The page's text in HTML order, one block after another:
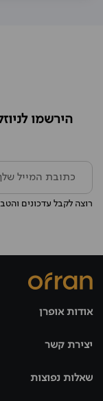
הירשמו
רוצה לקבל עדכונים
אודות אופרן
יצירת קשר
שאלות נפוצות